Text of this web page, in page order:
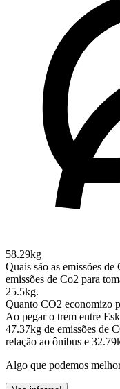
58.29kg
Quais são as emissões
emissões de Co2 para
25.5kg.
Quanto CO2 economizo
Ao pegar o trem entre
47.37kg de emissões de
relação ao ônibus e
Algo que podemos